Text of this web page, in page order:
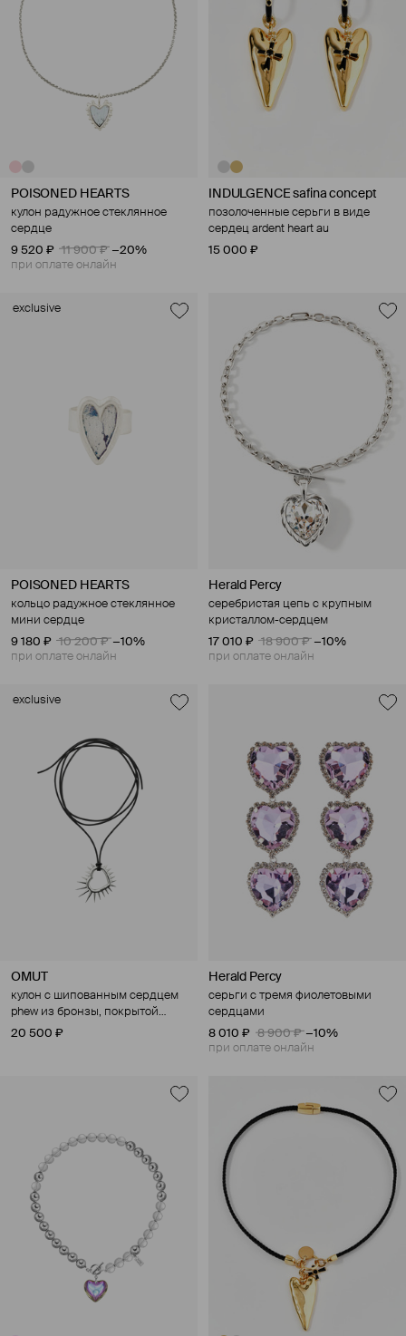
POISONED HEARTS
кулон радужное стеклянное
сердце
9 520 ₽
11 900 ₽ −20%
при оплате онлайн
INDULGENCE safina concept
позолоченные серьги в виде
сердец ardent heart au
15 000 ₽
exclusive
POISONED HEARTS
кольцо радужное стеклянное
мини сердце
9 180 ₽
10 200 ₽ −10%
при оплате онлайн
Herald Percy
серебристая цепь с крупным
кристаллом-сердцем
17 010 ₽
18 900 ₽ −10%
при оплате онлайн
exclusive
OMUT
кулон с шипованным сердцем
phew из бронзы, покрытой
родием, на каучуковом шнуре
20 500 ₽
Herald Percy
серьги с тремя фиолетовыми
сердцами
8 010 ₽
8 900 ₽ −10%
при оплате онлайн